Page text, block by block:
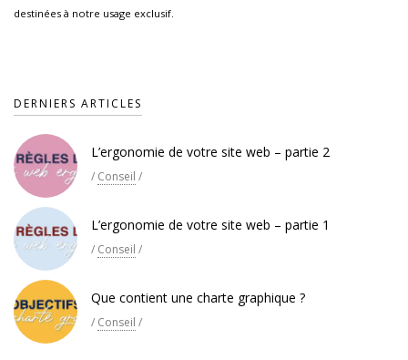
destinées à notre usage exclusif.
DERNIERS ARTICLES
L’ergonomie de votre site web – partie 2
/ Conseil /
L’ergonomie de votre site web – partie 1
/ Conseil /
Que contient une charte graphique ?
/ Conseil /